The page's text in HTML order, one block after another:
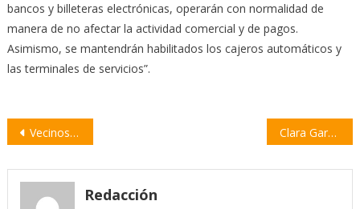
bancos y billeteras electrónicas, operarán con normalidad de
manera de no afectar la actividad comercial y de pagos.
Asimismo, se mantendrán habilitados los cajeros automáticos y
las terminales de servicios”.
Navegación
entradas
Vecinos y familiares de víctimas volvieron a manifestarse en el Monumento a la Bandera Clara García exigió al Gobierno que garantice el comienzo de clases en Santa Fe
Redacción